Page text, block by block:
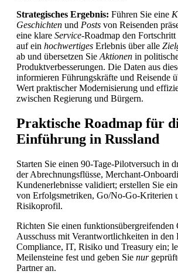
Strategisches Ergebnis: Führen Sie eine
Geschichten und Posts von Reisenden
eine klare Service-Roadmap den
auf ein hochwertiges Erlebnis über alle
ab und übersetzen Sie Aktionen in
Produktverbesserungen. Die Daten aus
informieren Führungskräfte und Reisende
Wert praktischer Modernisierung und
zwischen Regierung und Bürgern.
Praktische Roadmap für
Einführung in Russland
Starten Sie einen 90-Tage-Pilotversuch in
der Abrechnungsflüsse, Merchant-
Kundenerlebnisse validiert; erstellen Sie
von Erfolgsmetriken, Go/No-Go-Kriterien
Risikoprofil.
Richten Sie einen funktionsübergreifenden
Ausschuss mit Verantwortlichkeiten in den
Compliance, IT, Risiko und Treasury ein;
Meilensteine fest und geben Sie nur
Partner an.